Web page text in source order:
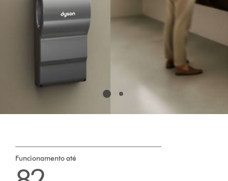
Funcionamento até